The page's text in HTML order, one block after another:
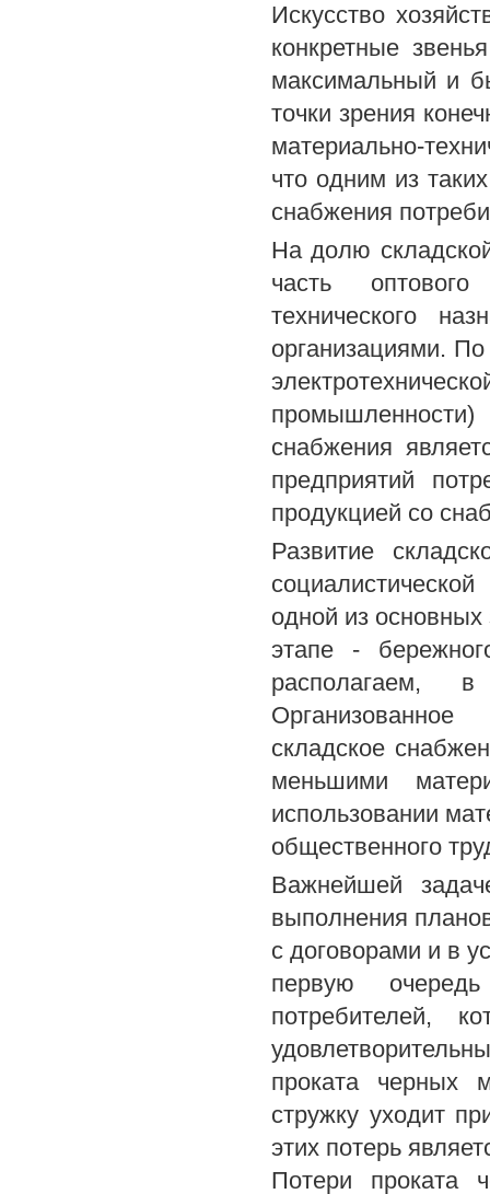
Искусство
конкретные
максимальный и
точки зрения
материально-
что одним из
снабжения
На долю
часть оптового
технического
организациями.
снабжения
предприятий
продукцией со
Развитие
одной из основных
этапе -
располагаем,
складское
меньшими
использовании
общественного
Важнейшей
выполнения
с договорами и в
первую
потребителей,
проката черных
стружку уходит
этих потерь
Потери проката